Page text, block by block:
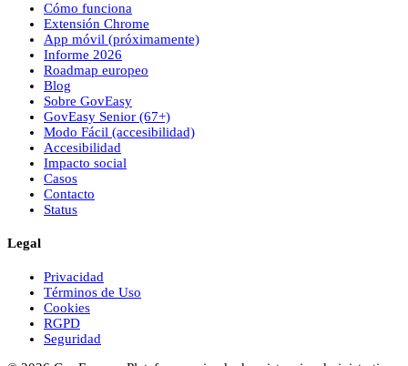
Cómo funciona
Extensión Chrome
App móvil (próximamente)
Informe 2026
Roadmap europeo
Blog
Sobre GovEasy
GovEasy Senior (67+)
Modo Fácil (accesibilidad)
Accesibilidad
Impacto social
Casos
Contacto
Status
Legal
Privacidad
Términos de Uso
Cookies
RGPD
Seguridad